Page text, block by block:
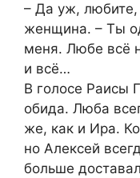
– Да уж,
женщина. – Ты
меня. Любе всё
и всё…
В голосе Раисы
обида. Люба
же, как и Ира.
но Алексей
больше